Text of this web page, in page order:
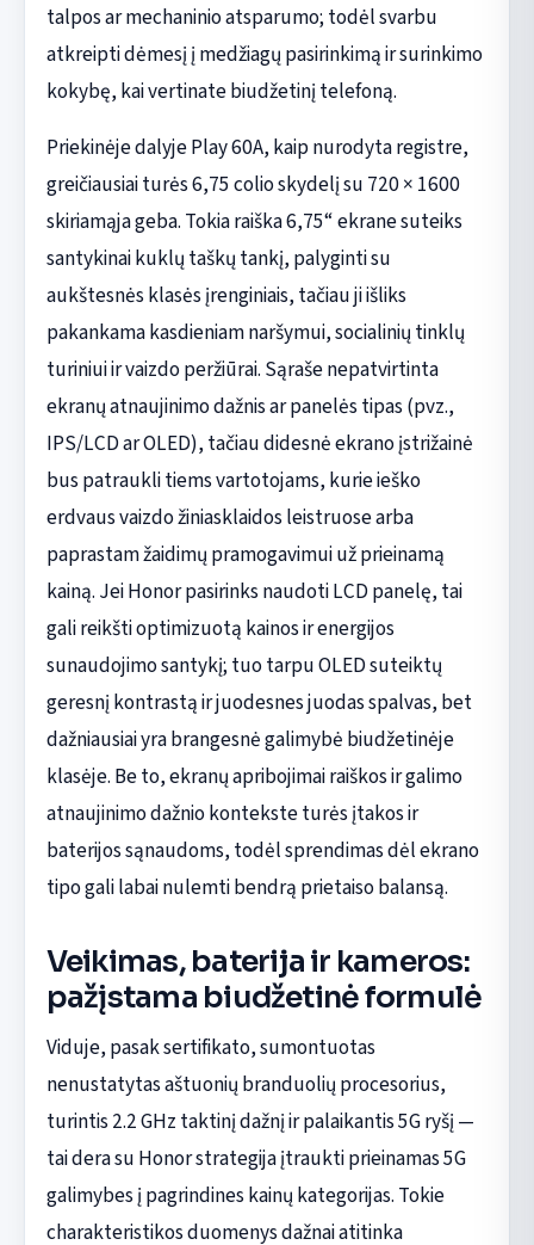
talpos ar mechaninio atsparumo; todėl svarbu
atkreipti dėmesį į medžiagų pasirinkimą ir surinkimo
kokybę, kai vertinate biudžetinį telefoną.
Priekinėje dalyje Play 60A, kaip nurodyta registre,
greičiausiai turės 6,75 colio skydelį su 720 × 1600
skiriamąja geba. Tokia raiška 6,75“ ekrane suteiks
santykinai kuklų taškų tankį, palyginti su
aukštesnės klasės įrenginiais, tačiau ji išliks
pakankama kasdieniam naršymui, socialinių tinklų
turiniui ir vaizdo peržiūrai. Sąraše nepatvirtinta
ekranų atnaujinimo dažnis ar panelės tipas (pvz.,
IPS/LCD ar OLED), tačiau didesnė ekrano įstrižainė
bus patraukli tiems vartotojams, kurie ieško
erdvaus vaizdo žiniasklaidos leistruose arba
paprastam žaidimų pramogavimui už prieinamą
kainą. Jei Honor pasirinks naudoti LCD panelę, tai
gali reikšti optimizuotą kainos ir energijos
sunaudojimo santykį; tuo tarpu OLED suteiktų
geresnį kontrastą ir juodesnes juodas spalvas, bet
dažniausiai yra brangesnė galimybė biudžetinėje
klasėje. Be to, ekranų apribojimai raiškos ir galimo
atnaujinimo dažnio kontekste turės įtakos ir
baterijos sąnaudoms, todėl sprendimas dėl ekrano
tipo gali labai nulemti bendrą prietaiso balansą.
Veikimas, baterija ir kameros:
pažįstama biudžetinė formulė
Viduje, pasak sertifikato, sumontuotas
nenustatytas aštuonių branduolių procesorius,
turintis 2.2 GHz taktinį dažnį ir palaikantis 5G ryšį —
tai dera su Honor strategija įtraukti prieinamas 5G
galimybes į pagrindines kainų kategorijas. Tokie
charakteristikos duomenys dažnai atitinka